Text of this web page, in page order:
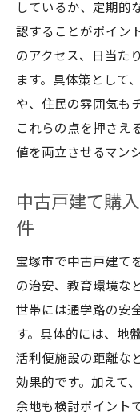
中古マンショ
宝塚市中
比較
中古戸建て
の見方
資産価値を高
中古戸建
する理由
宝塚市中
しているか、定期的
認することがポイン
のアクセス、日当た
ます。具体策として
や、住民の雰囲気も
これらの点を押さえ
値を両立させるマン
中古戸建て購
件
宝塚市で中古戸建て
の治安、教育環境な
世帯には通学路の安
す。具体的には、地
活利便施設の距離な
効果的です。加えて
余地も検討ポイント